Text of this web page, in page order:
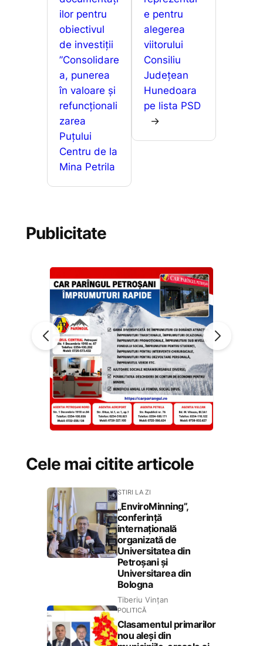
ilor pentru
obiectivul
de investiții
”Consolidare
a, punerea
în valoare și
refuncționali
zarea
Puțului
Centru de la
Mina Petrila
e pentru
alegerea
viitorului
Consiliu
Județean
Hunedoara
pe lista PSD
→
Publicitate
Cele mai citite articole
STIRI LA ZI
„EnviroMinning”,
conferință
internațională
organizată de
Universitatea din
Petroșani și
Universitarea din
Bologna
Tiberiu Vințan
POLITICĂ
Clasamentul primarilor
nou aleși din